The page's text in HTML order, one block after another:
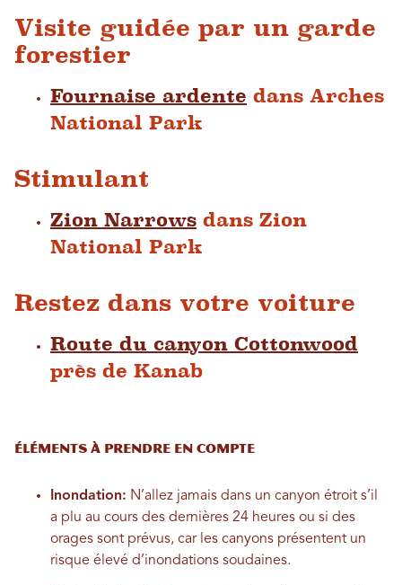
Visite guidée par un garde
forestier
Fournaise ardente dans Arches
National Park
Stimulant
Zion Narrows dans Zion
National Park
Restez dans votre voiture
Route du canyon Cottonwood
près de Kanab
Éléments à prendre en compte
Inondation: N’allez jamais dans un canyon étroit s’il
a plu au cours des dernières 24 heures ou si des
orages sont prévus, car les canyons présentent un
risque élevé d’inondations soudaines.